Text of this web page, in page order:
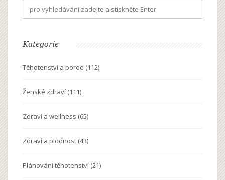
Kategorie
Těhotenství a porod (112)
Ženské zdraví (111)
Zdraví a wellness (65)
Zdraví a plodnost (43)
Plánování těhotenství (21)